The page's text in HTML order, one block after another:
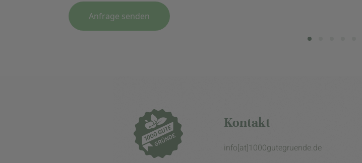
Anfrage senden
Kontakt
info[at]1000gutegruende.de